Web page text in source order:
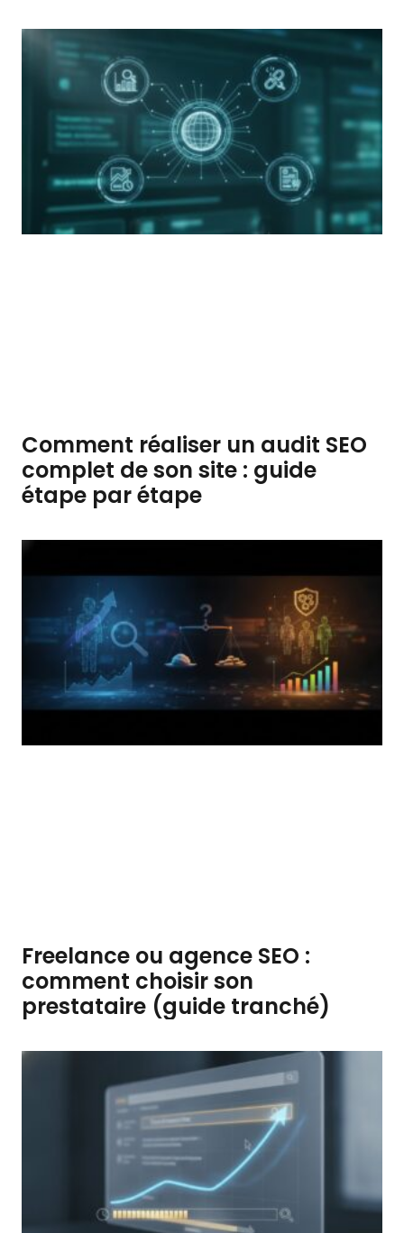
Comment réaliser un audit SEO
complet de son site : guide
étape par étape
Freelance ou agence SEO :
comment choisir son
prestataire (guide tranché)